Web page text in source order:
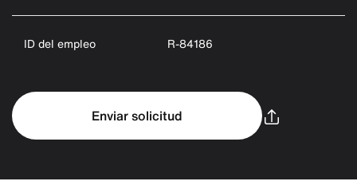
ID del empleo R-84186
Enviar solicitud